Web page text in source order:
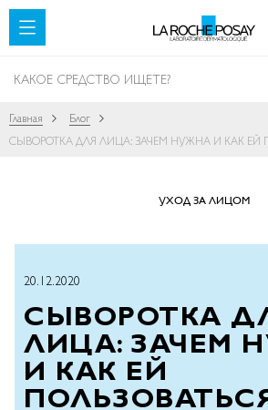
SKIP TO CONTENT
Главная
Блог
СЫВОРОТКА ДЛЯ ЛИЦА: ЗАЧЕМ НУЖНА И КАК ЕЙ
УХОД ЗА ЛИЦОМ
20.12.2020
СЫВОРОТКА
ЛИЦА: ЗАЧЕМ
И КАК ЕЙ